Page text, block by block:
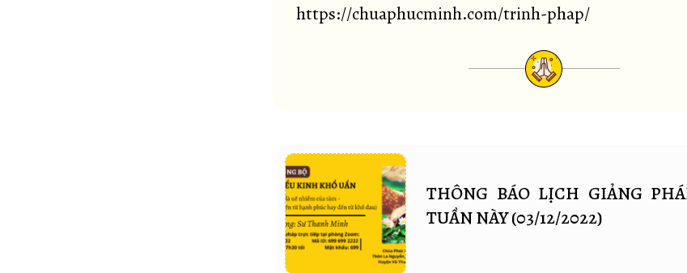
https://chuaphucminh.com/trinh-phap/
THÔNG BÁO LỊCH GIẢNG
TUẦN NÀY (03/12/2022)